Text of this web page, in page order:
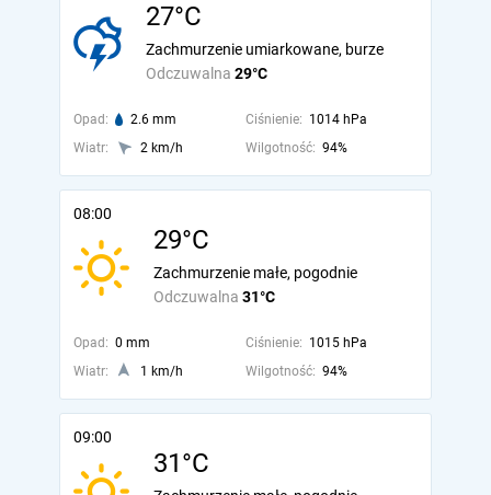
27°C
Odczuwalna 29°C
Zachmurzenie umiarkowane, burze
Opad: 2.6 mm Ciśnienie: 1014 hPa
Wiatr:
2 km/h Wilgotność: 94%
08:00
29°C
Odczuwalna 31°C
Zachmurzenie małe, pogodnie
Opad: 0 mm Ciśnienie: 1015 hPa
Wiatr:
1 km/h Wilgotność: 94%
09:00
31°C